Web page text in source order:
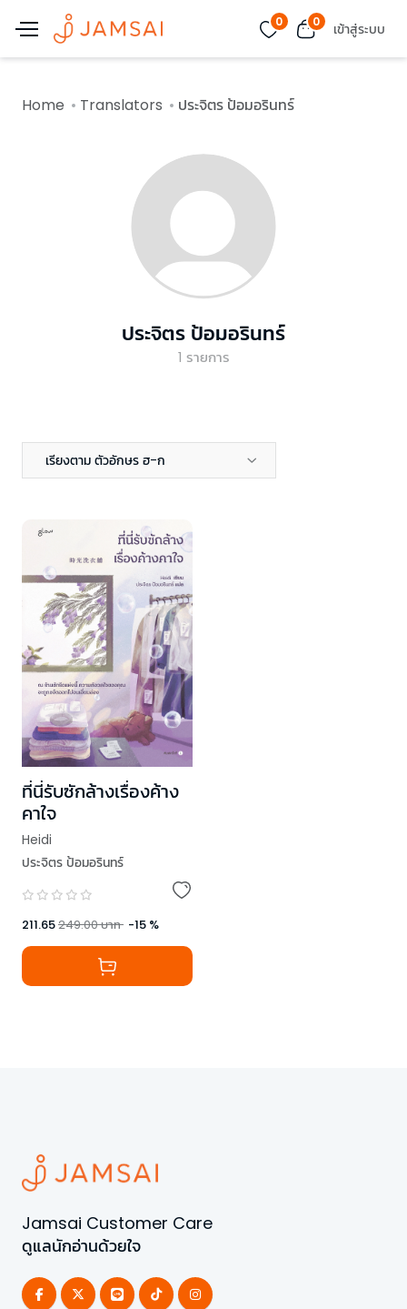
0 0 เข้าสู่ระบบ
Home Translators ประจิตร ป้อมอรินทร์
ประจิตร ป้อมอรินทร์
1 รายการ
เรียงตาม ตัวอักษร ฮ-ก
ที่นี่รับซักล้างเรื่องค้าง
คาใจ
Heidi
ประจิตร ป้อมอรินทร์
211.65249.00บาท -15 %
Jamsai Customer Care
ดูแลนักอ่านด้วยใจ